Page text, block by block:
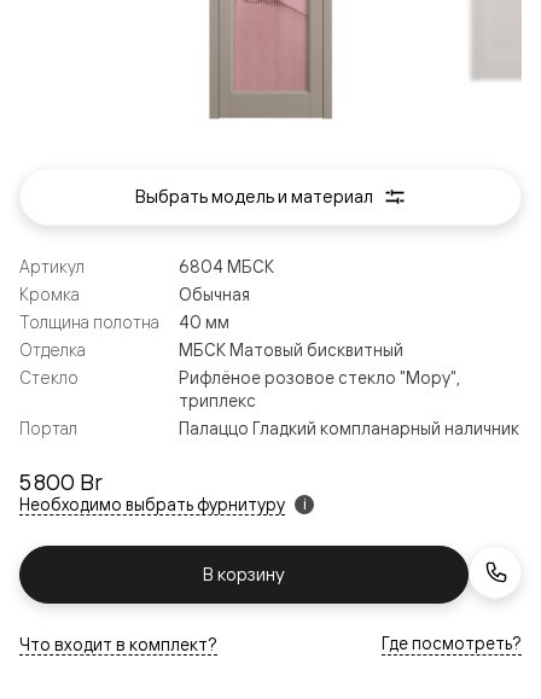
5 800 Br
Необходимо выбрать фурнитуру i
В корзину
Артикул
6804 МБСК
Кромка
Обычная
Толщина полотна
40 мм
Отделка
МБСК Матовый бисквитный
Стекло
Рифлёное розовое стекло "Мору",
триплекс
Портал
Палаццо Гладкий компланарный наличник
Что входит в комплект? Где посмотреть?
Выбрать модель и материал